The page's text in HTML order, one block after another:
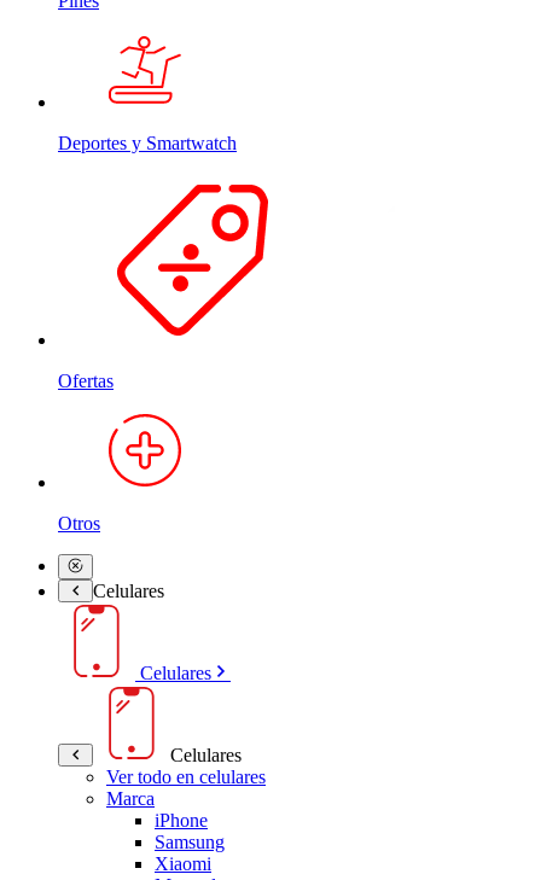
Deportes y Smartwatch
Ofertas
Otros
Celulares
Celulares
Celulares
Ver todo en celulares
Marca
iPhone
Samsung
Xiaomi